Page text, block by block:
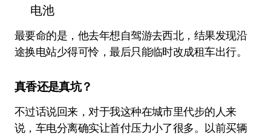
电池
最要命的是，他去年想自驾游去西北，结果发现沿
途换电站少得可怜，最后只能临时改成租车出行。
真香还是真坑？
不过话说回来，对于我这种在城市里代步的人来
说，车电分离确实让首付压力小了很多。以前买辆